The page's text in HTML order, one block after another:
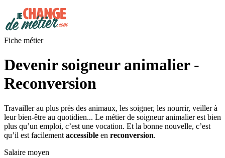
Fiche métier
Devenir soigneur animalier -
Reconversion
Travailler au plus près des animaux, les soigner, les nourrir, veiller à
leur bien-être au quotidien... Le métier de soigneur animalier est bien
plus qu’un emploi, c’est une vocation. Et la bonne nouvelle, c’est
qu’il est facilement accessible en reconversion.
Salaire moyen